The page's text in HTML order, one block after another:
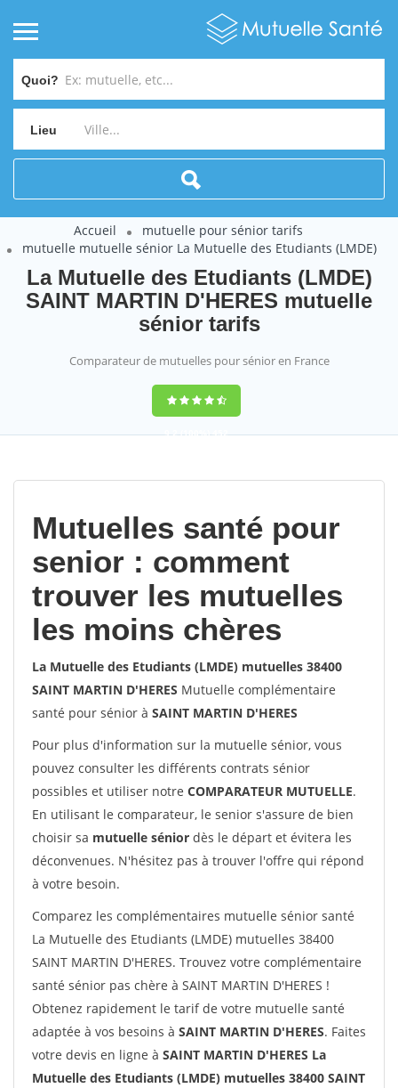
Quoi?
Lieu
Accueil
mutuelle pour sénior tarifs
mutuelle mutuelle sénior La Mutuelle des Etudiants (LMDE)
La Mutuelle des Etudiants (LMDE)
SAINT MARTIN D'HERES mutuelle
sénior tarifs
Comparateur de mutuelles pour sénior en France
9,2(100%)452
Mutuelles santé pour
senior : comment
trouver les mutuelles
les moins chères
La Mutuelle des Etudiants (LMDE) mutuelles 38400
SAINT MARTIN D'HERES Mutuelle complémentaire
santé pour sénior à SAINT MARTIN D'HERES
Pour plus d'information sur la mutuelle sénior, vous
pouvez consulter les différents contrats sénior
possibles et utiliser notre COMPARATEUR MUTUELLE.
En utilisant le comparateur, le senior s'assure de bien
choisir sa mutuelle sénior dès le départ et évitera les
déconvenues. N'hésitez pas à trouver l'offre qui répond
à votre besoin.
Comparez les complémentaires mutuelle sénior santé
La Mutuelle des Etudiants (LMDE) mutuelles 38400
SAINT MARTIN D'HERES. Trouvez votre complémentaire
santé sénior pas chère à SAINT MARTIN D'HERES !
Obtenez rapidement le tarif de votre mutuelle santé
adaptée à vos besoins à SAINT MARTIN D'HERES. Faites
votre devis en ligne à SAINT MARTIN D'HERES La
Mutuelle des Etudiants (LMDE) mutuelles 38400 SAINT